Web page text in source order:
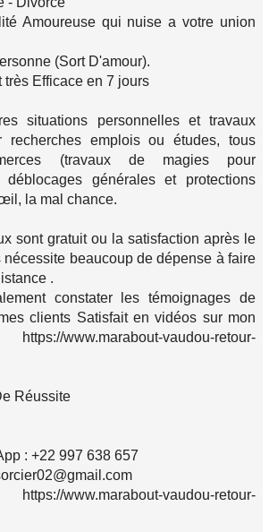
Amoureuse qui nuise a votre union
(Sort D'amour).
très Efficace en 7 jours
situations personnelles et travaux
recherches emplois ou études, tous
(travaux de magies pour
déblocages générales et protections
la mal chance.
sont gratuit ou la satisfaction après le
nécessite beaucoup de dépense à faire
.
constater les témoignages de
clients Satisfait en vidéos sur mon
www.marabout-vaudou-retour-
Réussite
: +22 997 638 657
www.marabout-vaudou-retour-